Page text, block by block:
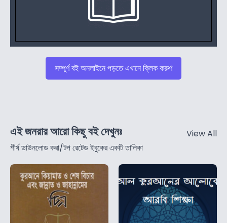
সম্পুর্ণ বই অনলাইনে পড়তে এখানে ক্লিক করুণ
এই জনরার আরো কিছু বই দেখুনঃ
শীর্ষ ডাউনলোড করা/টপ রেটেড ইবুকের একটি তালিকা
View All